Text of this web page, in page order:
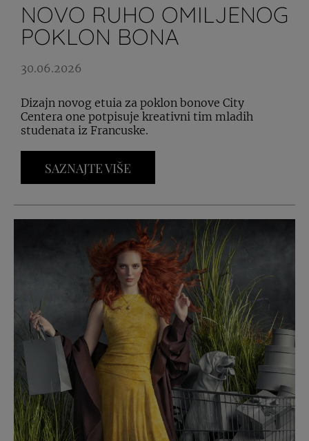
NOVO RUHO OMILJENOG
POKLON BONA
30.06.2026
Dizajn novog etuia za poklon bonove City
Centera one potpisuje kreativni tim mladih
studenata iz Francuske.
SAZNAJTE VIŠE